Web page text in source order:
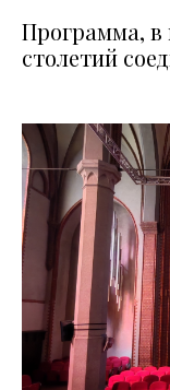
Программа, в
столетий